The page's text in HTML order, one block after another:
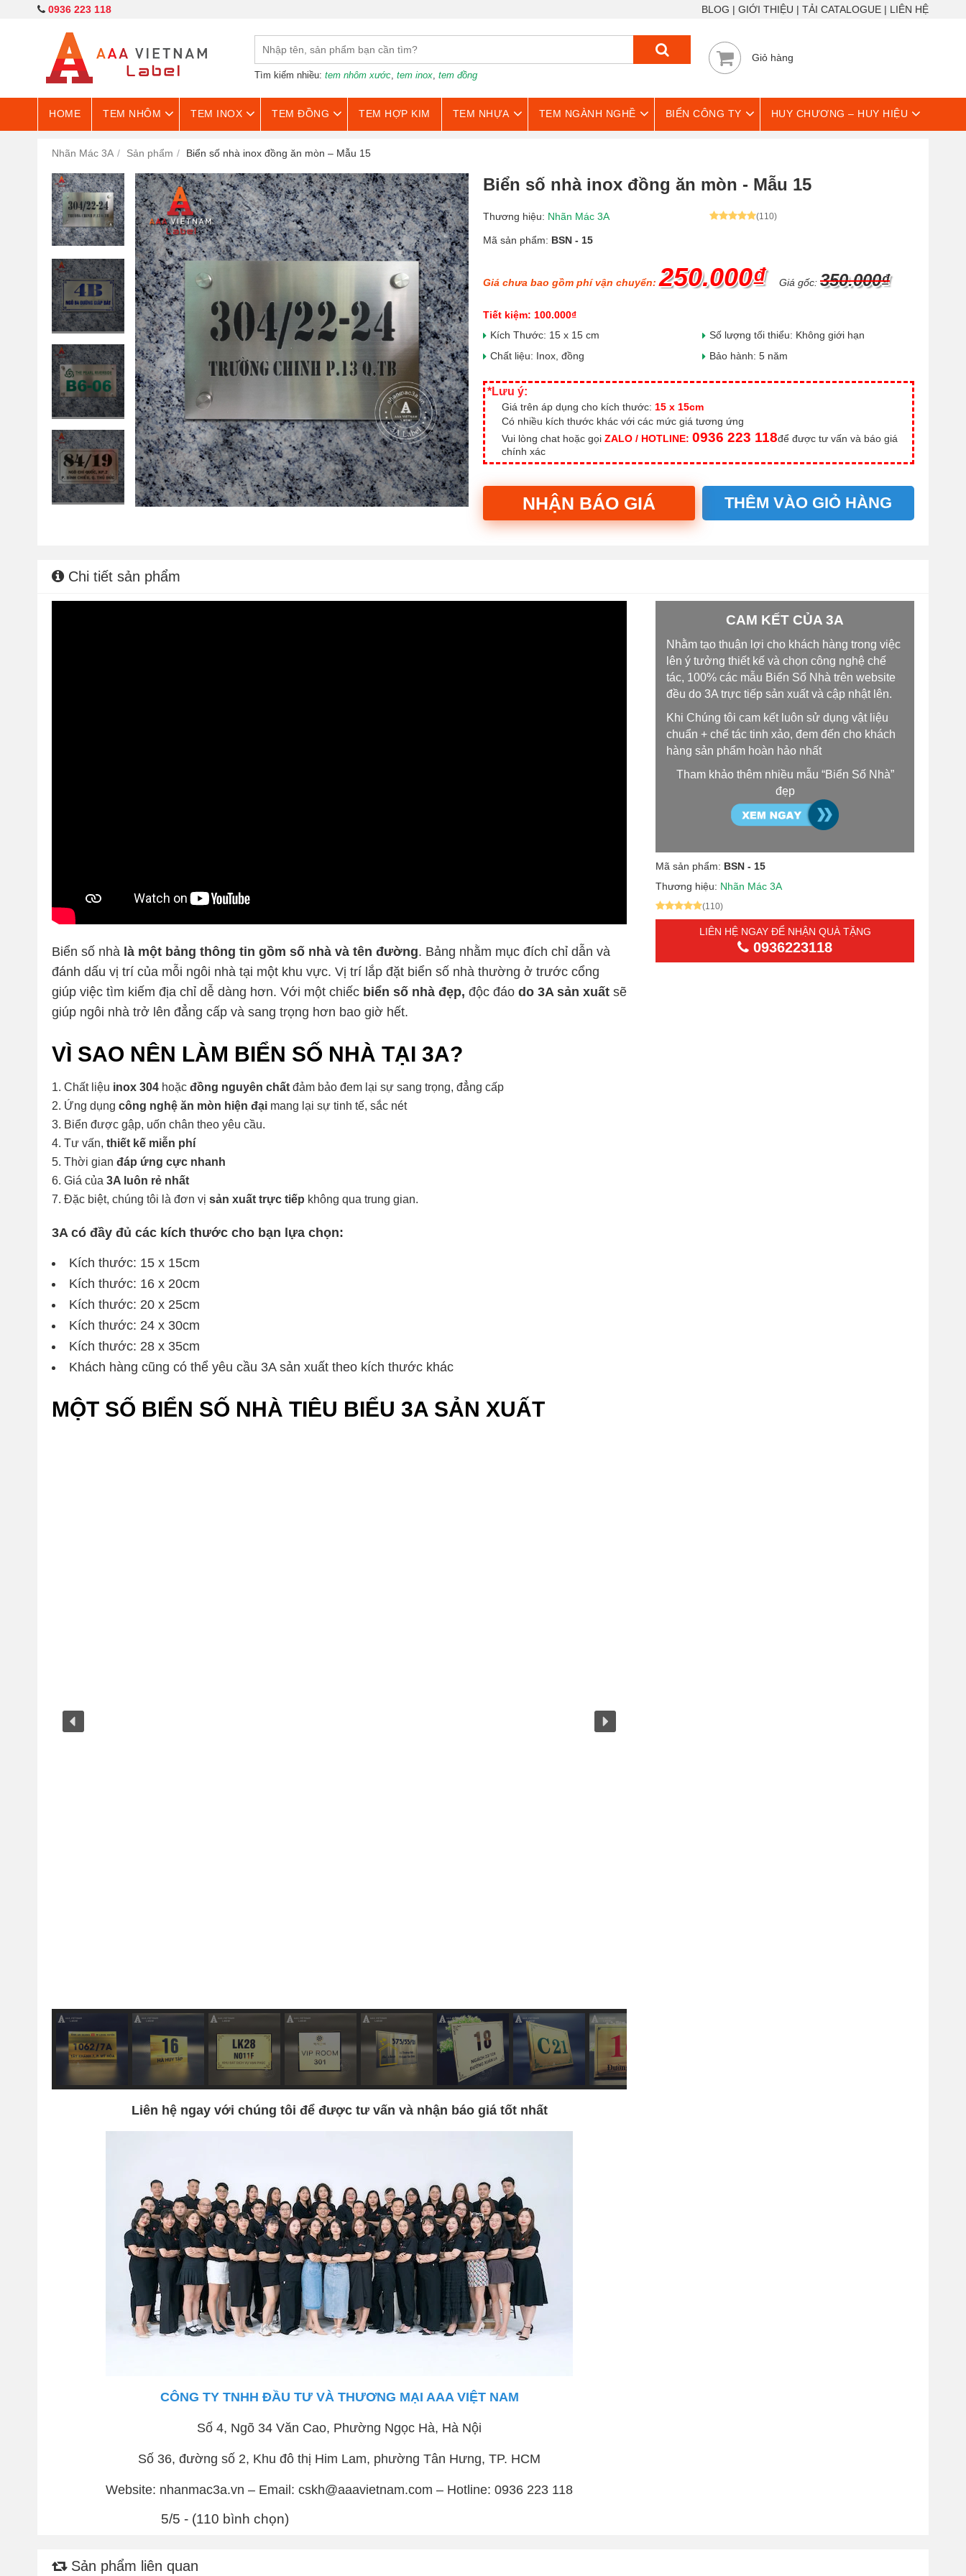
0936 223 118 BLOG GIỚI THIỆU TẢI CATALOGUE LIÊN HỆ
Tìm kiếm nhiều: tem nhôm xước, tem inox, tem đồng
Giỏ hàng
HOME TEM NHÔM TEM INOX TEM ĐỒNG TEM HỢP KIM TEM NHỰA TEM NGÀNH NGHỀ BIỂN CÔNG TY HUY CHƯƠNG – HUY HIỆU
Nhãn Mác 3A Sản phẩm Biển số nhà inox đồng ăn mòn – Mẫu 15
Biển số nhà inox đồng ăn mòn - Mẫu 15
Thương hiệu: Nhãn Mác 3A (110)
Mã sản phẩm: BSN - 15
Giá chưa bao gồm phí vận chuyển:250.000₫ Giá gốc: 350.000₫
Tiết kiệm: 100.000₫
Kích Thước: 15 x 15 cm
Chất liệu: Inox, đồng
Số lượng tối thiểu: Không giới hạn
Bảo hành: 5 năm
*Lưu ý:
Giá trên áp dụng cho kích thước: 15 x 15cm
Có nhiều kích thước khác với các mức giá tương ứng
Vui lòng chat hoặc gọi ZALO / HOTLINE: 0936 223 118để được tư vấn và báo giá
chính xác
NHẬN BÁO GIÁ THÊM VÀO GIỎ HÀNG
Chi tiết sản phẩm
Biển số nhà là một bảng thông tin gồm số nhà và tên đường. Bảng nhằm mục đích chỉ dẫn và
đánh dấu vị trí của mỗi ngôi nhà tại một khu vực. Vị trí lắp đặt biển số nhà thường ở trước cổng
giúp việc tìm kiếm địa chỉ dễ dàng hơn. Với một chiếc biển số nhà đẹp, độc đáo do 3A sản xuất sẽ
giúp ngôi nhà trở lên đẳng cấp và sang trọng hơn bao giờ hết.
VÌ SAO NÊN LÀM BIỂN SỐ NHÀ TẠI 3A?
Chất liệu inox 304 hoặc đồng nguyên chất đảm bảo đem lại sự sang trọng, đẳng cấp
Ứng dụng công nghệ ăn mòn hiện đại mang lại sự tinh tế, sắc nét
Biển được gập, uốn chân theo yêu cầu.
Tư vấn, thiết kế miễn phí
Thời gian đáp ứng cực nhanh
Giá của 3A luôn rẻ nhất
Đặc biệt, chúng tôi là đơn vị sản xuất trực tiếp không qua trung gian.
3A có đầy đủ các kích thước cho bạn lựa chọn:
Kích thước: 15 x 15cm
Kích thước: 16 x 20cm
Kích thước: 20 x 25cm
Kích thước: 24 x 30cm
Kích thước: 28 x 35cm
Khách hàng cũng có thể yêu cầu 3A sản xuất theo kích thước khác
MỘT SỐ BIỂN SỐ NHÀ TIÊU BIỂU 3A SẢN XUẤT
Liên hệ ngay với chúng tôi để được tư vấn và nhận báo giá tốt nhất
CÔNG TY TNHH ĐẦU TƯ VÀ THƯƠNG MẠI AAA VIỆT NAM
Số 4, Ngõ 34 Văn Cao, Phường Ngọc Hà, Hà Nội
Số 36, đường số 2, Khu đô thị Him Lam, phường Tân Hưng, TP. HCM
Website: nhanmac3a.vn – Email: cskh@aaavietnam.com – Hotline: 0936 223 118
5/5 - (110 bình chọn)
CAM KẾT CỦA 3A
Nhằm tạo thuận lợi cho khách hàng trong việc
lên ý tưởng thiết kế và chọn công nghệ chế
tác, 100% các mẫu Biển Số Nhà trên website
đều do 3A trực tiếp sản xuất và cập nhật lên.
Khi Chúng tôi cam kết luôn sử dụng vật liệu
chuẩn + chế tác tinh xảo, đem đến cho khách
hàng sản phẩm hoàn hảo nhất
Tham khảo thêm nhiều mẫu “Biển Số Nhà”
đẹp
Mã sản phẩm: BSN - 15
Thương hiệu: Nhãn Mác 3A
(110)
LIÊN HỆ NGAY ĐỂ NHẬN QUÀ TẶNG
0936223118
Sản phẩm liên quan